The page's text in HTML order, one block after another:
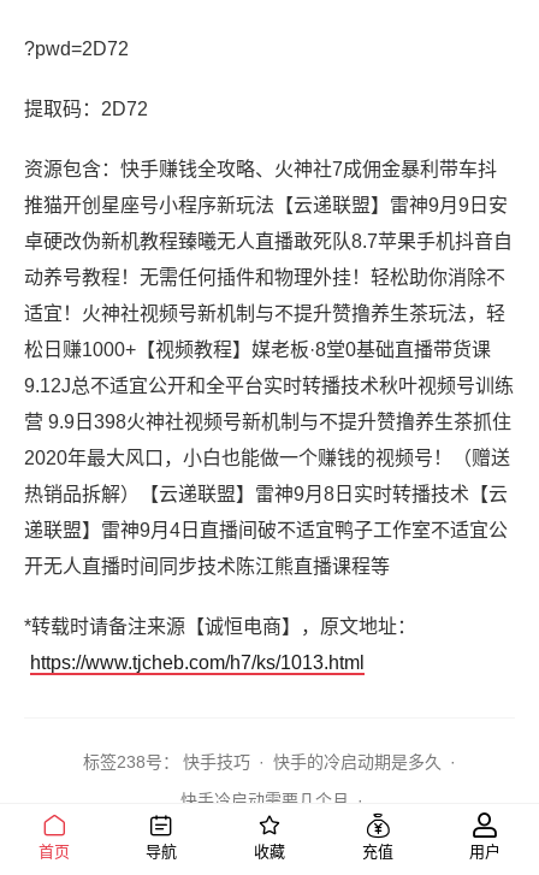
?pwd=2D72
提取码：2D72
资源包含：快手赚钱全攻略、火神社7成佣金暴利带车抖
推猫开创星座号小程序新玩法【云递联盟】雷神9月9日安
卓硬改伪新机教程臻曦无人直播敢死队8.7苹果手机抖音自
动养号教程！无需任何插件和物理外挂！轻松助你消除不
适宜！火神社视频号新机制与不提升赞撸养生茶玩法，轻
松日赚1000+【视频教程】媒老板·8堂0基础直播带货课
9.12J总不适宜公开和全平台实时转播技术秋叶视频号训练
营 9.9日398火神社视频号新机制与不提升赞撸养生茶抓住
2020年最大风口，小白也能做一个赚钱的视频号！（赠送
热销品拆解）【云递联盟】雷神9月8日实时转播技术【云
递联盟】雷神9月4日直播间破不适宜鸭子工作室不适宜公
开无人直播时间同步技术陈江熊直播课程等
*转载时请备注来源【诚恒电商】，原文地址：
https://www.tjcheb.com/h7/ks/1013.html
标签238号： 快手技巧 · 快手的冷启动期是多久
·
快手冷启动需要几个月
·
首页 导航 收藏 充值 用户